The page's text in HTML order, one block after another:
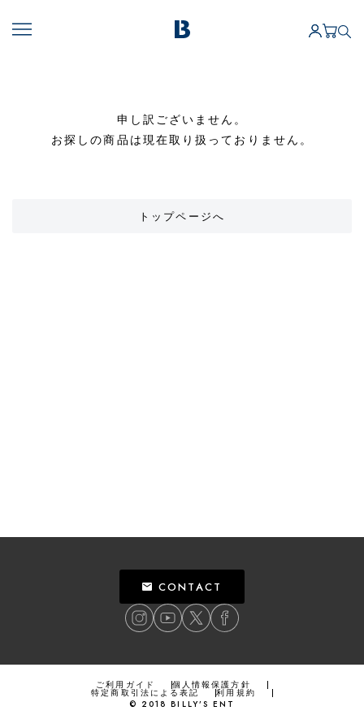
申し訳ございません。
お探しの商品は現在取り扱っておりません。
トップページへ
CONTACT
ご利用ガイド 個人情報保護方針
特定商取引法による表記
利用規約
© 2018 BILLY’S ENT